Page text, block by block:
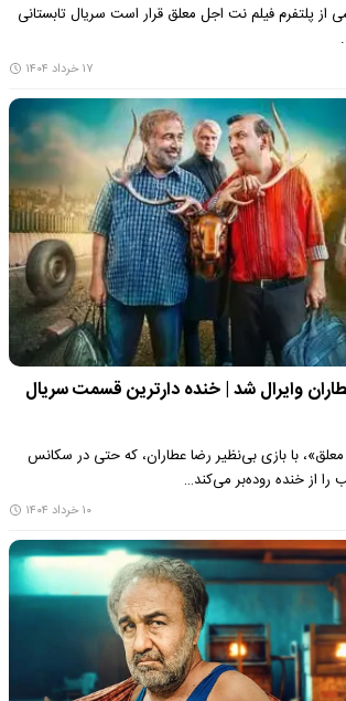
پلتفرم فیلم نت اجل معلق قرار است سریال تابستانی
۱۷ خرداد ۱۴۰۴
وایرال شد | خنده دارترین قسمت سریال
با بازی بی‌نظیر رضا عطاران، که حتی در سکانس
از خنده روده‌بر می‌کند…
۱۰ خرداد ۱۴۰۴